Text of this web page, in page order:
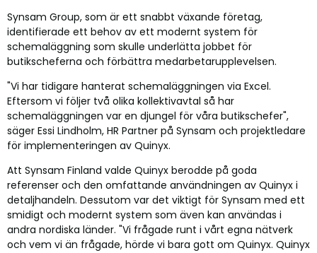
Synsam Group, som är ett snabbt växande företag,
identifierade ett behov av ett modernt system för
schemaläggning som skulle underlätta jobbet för
butikscheferna och förbättra medarbetarupplevelsen.
"Vi har tidigare hanterat schemaläggningen via Excel.
Eftersom vi följer två olika kollektivavtal så har
schemaläggningen var en djungel för våra butikschefer",
säger Essi Lindholm, HR Partner på Synsam och projektledare
för implementeringen av Quinyx.
Att Synsam Finland valde Quinyx berodde på goda
referenser och den omfattande användningen av Quinyx i
detaljhandeln. Dessutom var det viktigt för Synsam med ett
smidigt och modernt system som även kan användas i
andra nordiska länder. "Vi frågade runt i vårt egna nätverk
och vem vi än frågade, hörde vi bara gott om Quinyx. Quinyx